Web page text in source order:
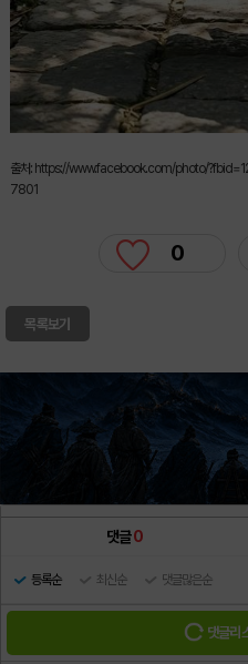
출처: https://www.facebook.com/photo/
7801
0
목록보기
댓글0
등록순 최신순 댓글많은순
댓글리